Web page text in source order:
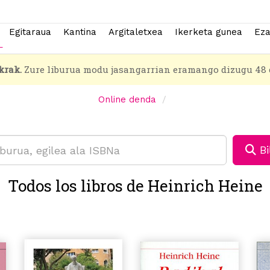
Egitaraua Kantina Argitaletxea Ikerketa gunea
Zure liburua modu jasangarrian eramango dizugu 48
Online denda
Todos los libros de Heinrich Heine